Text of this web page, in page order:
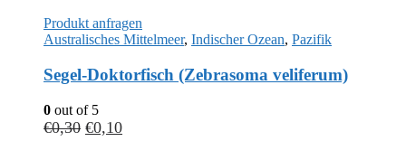
Produkt anfragen
Australisches Mittelmeer, Indischer Ozean, Pazifik
Segel-Doktorfisch (Zebrasoma veliferum)
0 out of 5
€0,30 €0,10